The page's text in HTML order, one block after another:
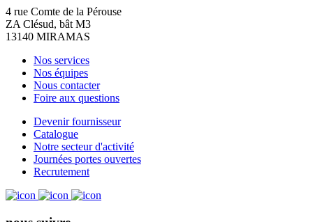
4 rue Comte de la Pérouse
ZA Clésud, bât M3
13140 MIRAMAS
Nos services
Nos équipes
Nous contacter
Foire aux questions
Devenir fournisseur
Catalogue
Notre secteur d'activité
Journées portes ouvertes
Recrutement